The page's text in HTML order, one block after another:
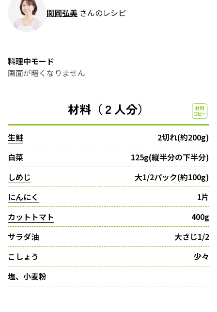
関岡弘美 さんのレシピ
料理中モード
画面が暗くなりません
材料（２人分）
生鮭
2切れ(約200g)
白菜
125g(縦半分の下半分)
しめじ
大1/2パック(約100g)
にんにく
1片
カットトマト
400g
サラダ油
大さじ1/2
こしょう
少々
塩、小麦粉